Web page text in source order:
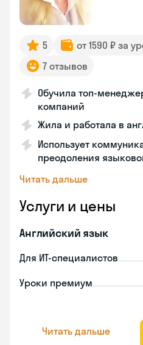
5 от 1590 ₽ за
7 отзывов
Обучила топ-
компаний
Жила и работала в
Использует
преодоления
Читать дальше
Услуги и цены
Английский язык
Для ИТ-специалистов
Уроки премиум
Читать дальше